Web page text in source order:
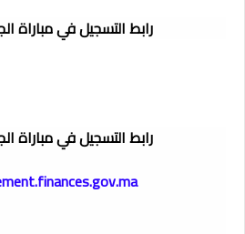
رابط التسجيل في مباراة
رابط التسجيل في مباراة